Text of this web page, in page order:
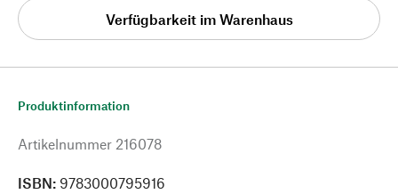
Verfügbarkeit im Warenhaus
Produktinformation
Artikelnummer 216078
ISBN: 9783000795916